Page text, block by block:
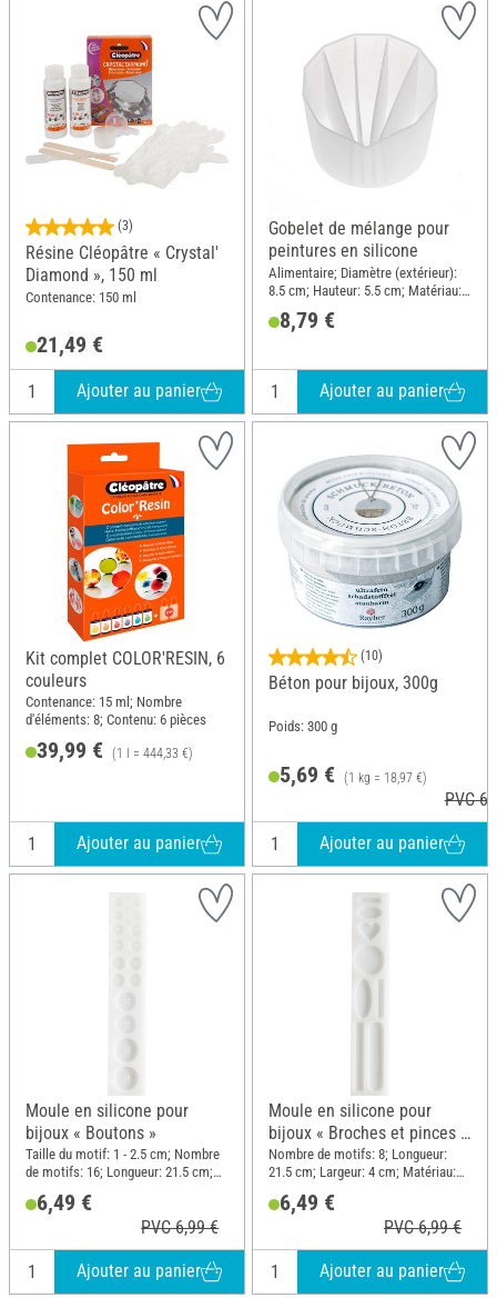
(3)
Résine Cléopâtre « Crystal'
Diamond », 150 ml
Contenance: 150 ml
21,49 €
Ajouter au panier
Gobelet de mélange pour
peintures en silicone
Alimentaire; Diamètre (extérieur):
8.5 cm; Hauteur: 5.5 cm; Matériau:
8,79 €
Ajouter au panier
Kit complet COLOR'RESIN, 6
couleurs
Contenance: 15 ml; Nombre
d'éléments: 8; Contenu: 6 pièces
39,99 € (1 l = 444,33 €)
Ajouter au panier
(10)
Béton pour bijoux, 300g
Poids: 300 g
5,69 € (1 kg = 18,97 €)
PVC
Ajouter au panier
Moule en silicone pour
bijoux « Boutons »
Taille du motif: 1 - 2.5 cm; Nombre
de motifs: 16; Longueur: 21.5 cm;
6,49 €
PVC 6,99 €
Ajouter au panier
Moule en silicone pour
bijoux « Broches et pinces à
cheveux »
Nombre de motifs: 8; Longueur:
21.5 cm; Largeur: 4 cm; Matériau:
6,49 €
PVC 6,99 €
Ajouter au panier